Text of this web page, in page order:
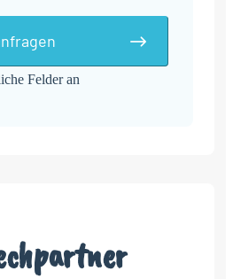
Felder an